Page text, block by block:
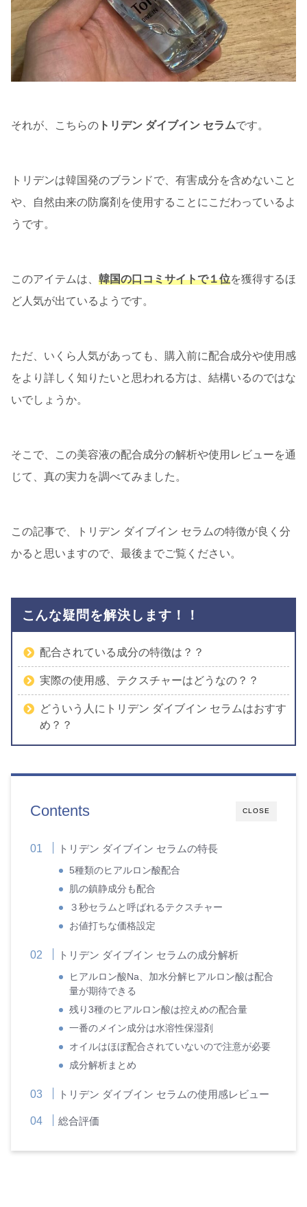
それが、こちらの トリデン ダイブイン セラムです。
トリデンは韓国発のブランドで、有害成分を含めないこと
や、自然由来の防腐剤を使用することにこだわっているよ
うです。
このアイテムは、 韓国の口コミサイトで１位を獲得するほ
ど人気が出ているようです。
ただ、いくら人気があっても、購入前に配合成分や使用感
をより詳しく知りたいと思われる方は、結構いるのではな
いでしょうか。
そこで、この美容液の配合成分の解析や使用レビューを通
じて、真の実力を調べてみました。
この記事で、トリデン ダイブイン セラムの特徴が良く分
かると思いますので、最後までご覧ください。
こんな疑問を解決します！！
配合されている成分の特徴は？？
実際の使用感、テクスチャーはどうなの？？
どういう人にトリデン ダイブイン セラムはおすす
め？？
CLOSE
Contents
トリデン ダイブイン セラムの特長
5種類のヒアルロン酸配合
肌の鎮静成分も配合
３秒セラムと呼ばれるテクスチャー
お値打ちな価格設定
トリデン ダイブイン セラムの成分解析
ヒアルロン酸Na、加水分解ヒアルロン酸は配合
量が期待できる
残り3種のヒアルロン酸は控えめの配合量
一番のメイン成分は水溶性保湿剤
オイルはほぼ配合されていないので注意が必要
成分解析まとめ
トリデン ダイブイン セラムの使用感レビュー
総合評価